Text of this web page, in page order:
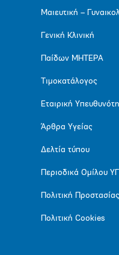
Μαιευτική –
Γενική Κλινική
Παίδων ΜΗΤΕΡΑ
Τιμοκατάλογος
Εταιρική
Άρθρα Υγείας
Δελτία τύπου
Περιοδικά Ομίλου
Πολιτική
Πολιτική Cookies